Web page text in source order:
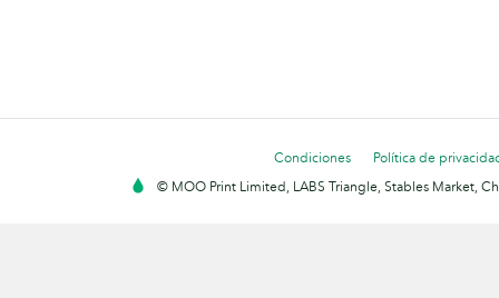
Condiciones
Política de
© MOO Print Limited, LABS Triangle, Stables Market,